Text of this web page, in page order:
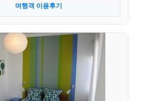
여행객 이용후기